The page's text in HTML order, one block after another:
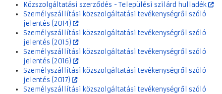
Közszolgáltatási szerződés - Települési szilárd hulladék
Személyszállítási közszolgáltatási tevékenységről szóló
jelentés (2014)
Személyszállítási közszolgáltatási tevékenységről szóló
jelentés (2015)
Személyszállítási közszolgáltatási tevékenységről szóló
jelentés (2016)
Személyszállítási közszolgáltatási tevékenységről szóló
jelentés (2017)
Személyszállítási közszolgáltatási tevékenységről szóló